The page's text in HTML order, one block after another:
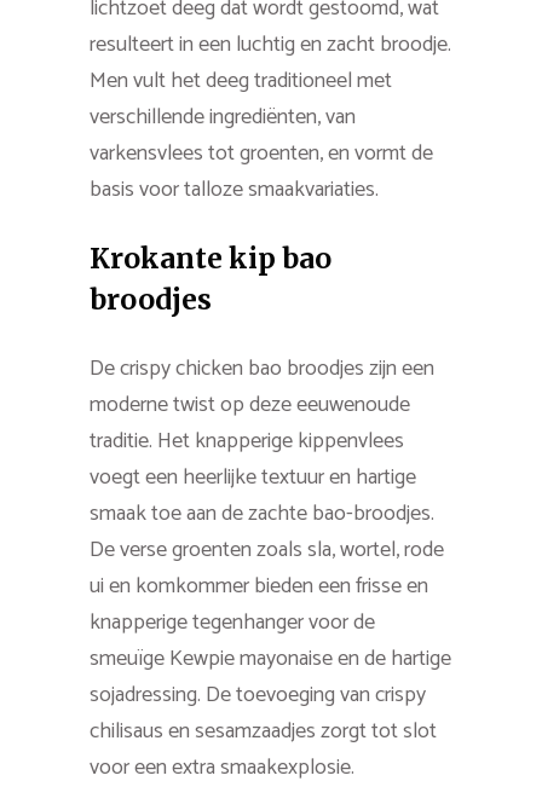
lichtzoet deeg dat wordt gestoomd, wat
resulteert in een luchtig en zacht broodje.
Men vult het deeg traditioneel met
verschillende ingrediënten, van
varkensvlees tot groenten, en vormt de
basis voor talloze smaakvariaties.
Krokante kip bao
broodjes
De crispy chicken bao broodjes zijn een
moderne twist op deze eeuwenoude
traditie. Het knapperige kippenvlees
voegt een heerlijke textuur en hartige
smaak toe aan de zachte bao-broodjes.
De verse groenten zoals sla, wortel, rode
ui en komkommer bieden een frisse en
knapperige tegenhanger voor de
smeuïge Kewpie mayonaise en de hartige
sojadressing. De toevoeging van crispy
chilisaus en sesamzaadjes zorgt tot slot
voor een extra smaakexplosie.